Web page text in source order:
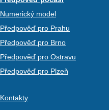
Numerický model
Předpověď pro Prahu
Předpověď pro Brno
Předpověď pro Ostravu
Předpověď pro Plzeň
Kontakty